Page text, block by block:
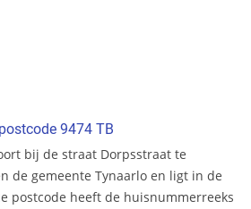
9474 TB
bij de straat Dorpsstraat te
de gemeente Tynaarlo en ligt in de
postcode heeft de huisnummerreeks